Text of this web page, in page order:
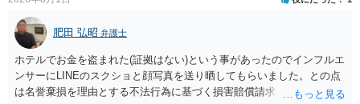
肥田 弘昭 弁護士
ホテルでお金を盗まれた(証拠はない)という事があったのでインフルエ
ンサーにLINEのスクショと顔写真を送り晒してもらいました。との点
は名誉棄損を理由とする不法行為に基づく損害賠償請求（共同不法行